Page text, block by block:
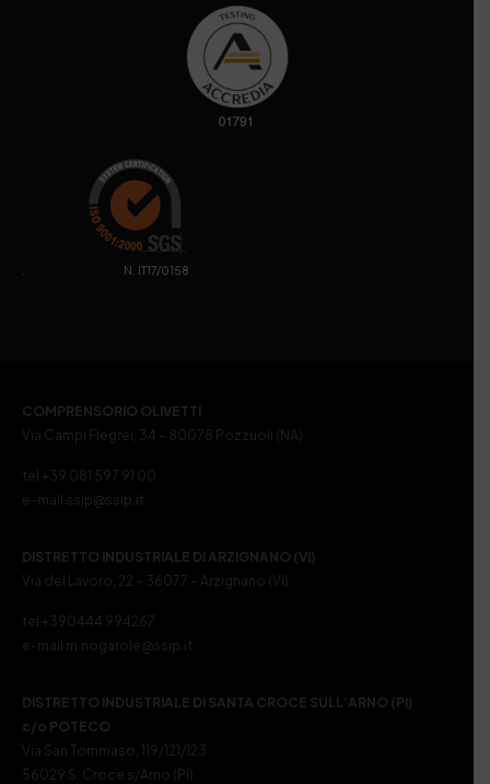
. N. IT17/0158
COMPRENSORIO OLIVETTI
Via Campi Flegrei, 34 – 80078 Pozzuoli (NA)
tel +39 081 597 91 00
e-mail ssip@ssip.it
DISTRETTO INDUSTRIALE DI ARZIGNANO (VI)
Via del Lavoro, 22 – 36077 – Arzignano (VI)
tel +390444 994267
e-mail m.nogarole@ssip.it
DISTRETTO INDUSTRIALE DI SANTA CROCE SULL’ARNO (PI)
c/o POTECO
Via San Tommaso, 119/121/123
56029 S. Croce s/Arno (PI)